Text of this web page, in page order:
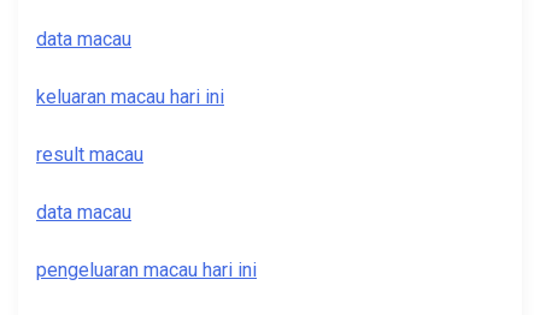
data macau
keluaran macau hari ini
result macau
data macau
pengeluaran macau hari ini